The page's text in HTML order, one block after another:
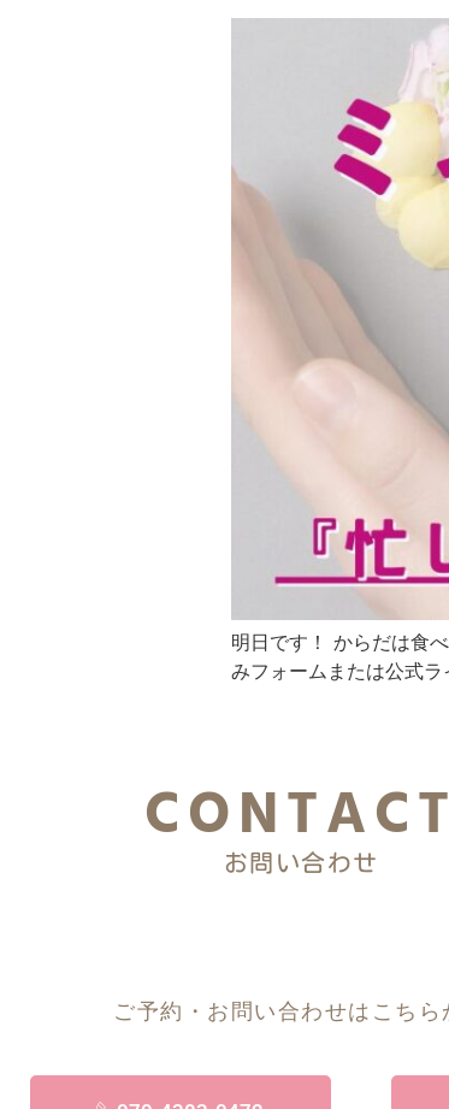
明日です！ からだは食
みフォームまたは公式
CONTACT
お問い合わせ
ご予約・お問い合わせはこちら